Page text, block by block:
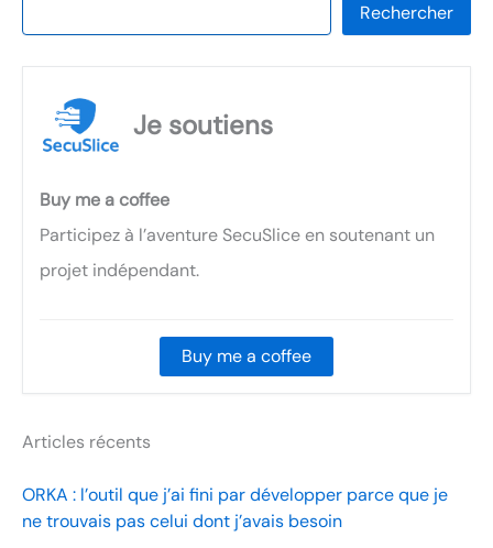
Rechercher
Je soutiens
Buy me a coffee
Participez à l’aventure SecuSlice en soutenant un
projet indépendant.
Buy me a coffee
Articles récents
ORKA : l’outil que j’ai fini par développer parce que je
ne trouvais pas celui dont j’avais besoin